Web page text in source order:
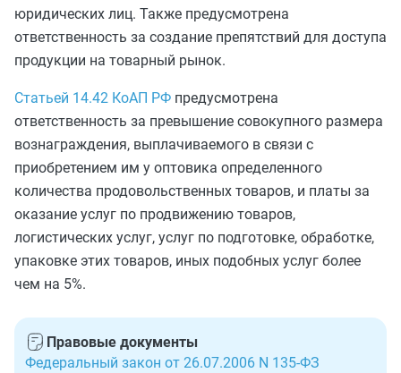
юридических лиц. Также предусмотрена
ответственность за создание препятствий для доступа
продукции на товарный рынок.
Статьей 14.42 КоАП РФ предусмотрена
ответственность за превышение совокупного размера
вознаграждения, выплачиваемого в связи с
приобретением им у оптовика определенного
количества продовольственных товаров, и платы за
оказание услуг по продвижению товаров,
логистических услуг, услуг по подготовке, обработке,
упаковке этих товаров, иных подобных услуг более
чем на 5%.
Правовые документы
Федеральный закон от 26.07.2006 N 135-ФЗ